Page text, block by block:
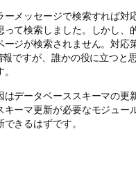
ーメッセージで検索すれば対
って検索しました。しかし、
ージが検索されません。対応
報ですが、誰かの役に立つと
はデータベーススキーマの更
キーマ更新が必要なモジュー
きるはずです。